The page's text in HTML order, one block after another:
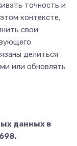
точность и
контексте,
свои
делиться
или обновлять
данных в